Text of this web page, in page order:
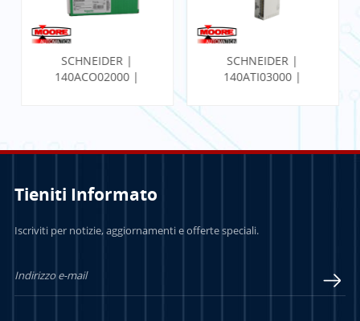
SCHNEIDER |
140ACO02000 |
SCHNEIDER |
140ATI03000 |
Tieniti Informato
Iscriviti per notizie, aggiornamenti e offerte speciali.